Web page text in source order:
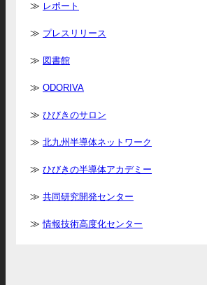
レポート
プレスリリース
図書館
ODORIVA
ひびきのサロン
北九州半導体ネットワーク
ひびきの半導体アカデミー
共同研究開発センター
情報技術高度化センター